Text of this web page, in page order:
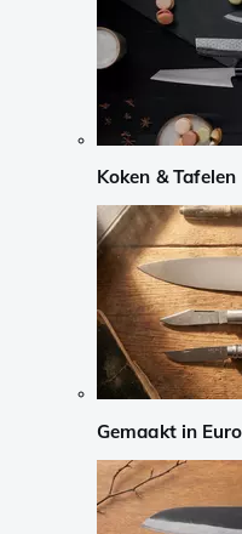
Koken & Tafelen
Gemaakt in